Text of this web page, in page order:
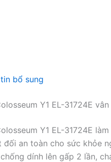
bổ sung
Y1 EL-31724E vân
Y1 EL-31724E
an toàn cho sức khỏe
dính lên gấp 2 lần,